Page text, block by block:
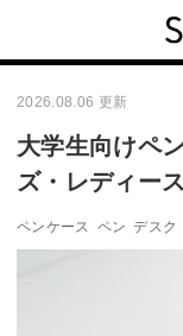
2026.08.06 更新
大学生向けペ
ズ・レディー
ペンケース ペン デスク